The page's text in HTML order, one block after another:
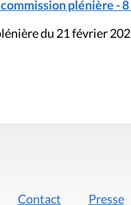
plénière - 8
du 21 février
Contact Presse